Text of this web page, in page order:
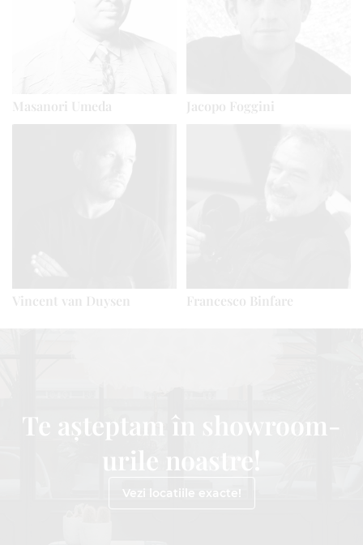
Masanori Umeda Jacopo Foggini
Vincent van Duysen Francesco Binfare
Te așteptam în showroom-
urile noastre!
Vezi locatiile exacte!